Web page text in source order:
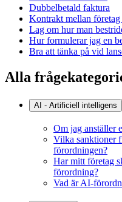
Dubbelbetald faktura
Kontrakt mellan
Lag om hur man
Hur formulerar jag en
Bra att tänka på vid
Alla
AI - Artificiell intelligens
Om jag anställer
Vilka sanktioner
förordningen?
Har mitt företag
förordning?
Vad är AI-